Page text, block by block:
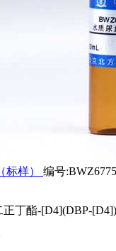
标样） 编号
丁酯-[D4](DBP-[D4])